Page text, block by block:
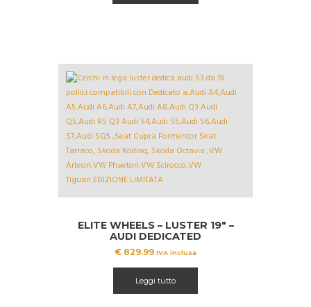
ELITE WHEELS – LUSTER 19″ –
AUDI DEDICATED
€ 829.99 IVA inclusa
Leggi tutto